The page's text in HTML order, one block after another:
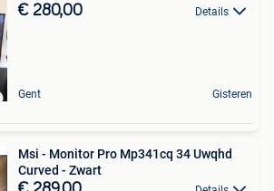
€ 280,00 Details
Gent Gisteren
Msi - Monitor Pro Mp341cq 34 Uwqhd
Curved - Zwart